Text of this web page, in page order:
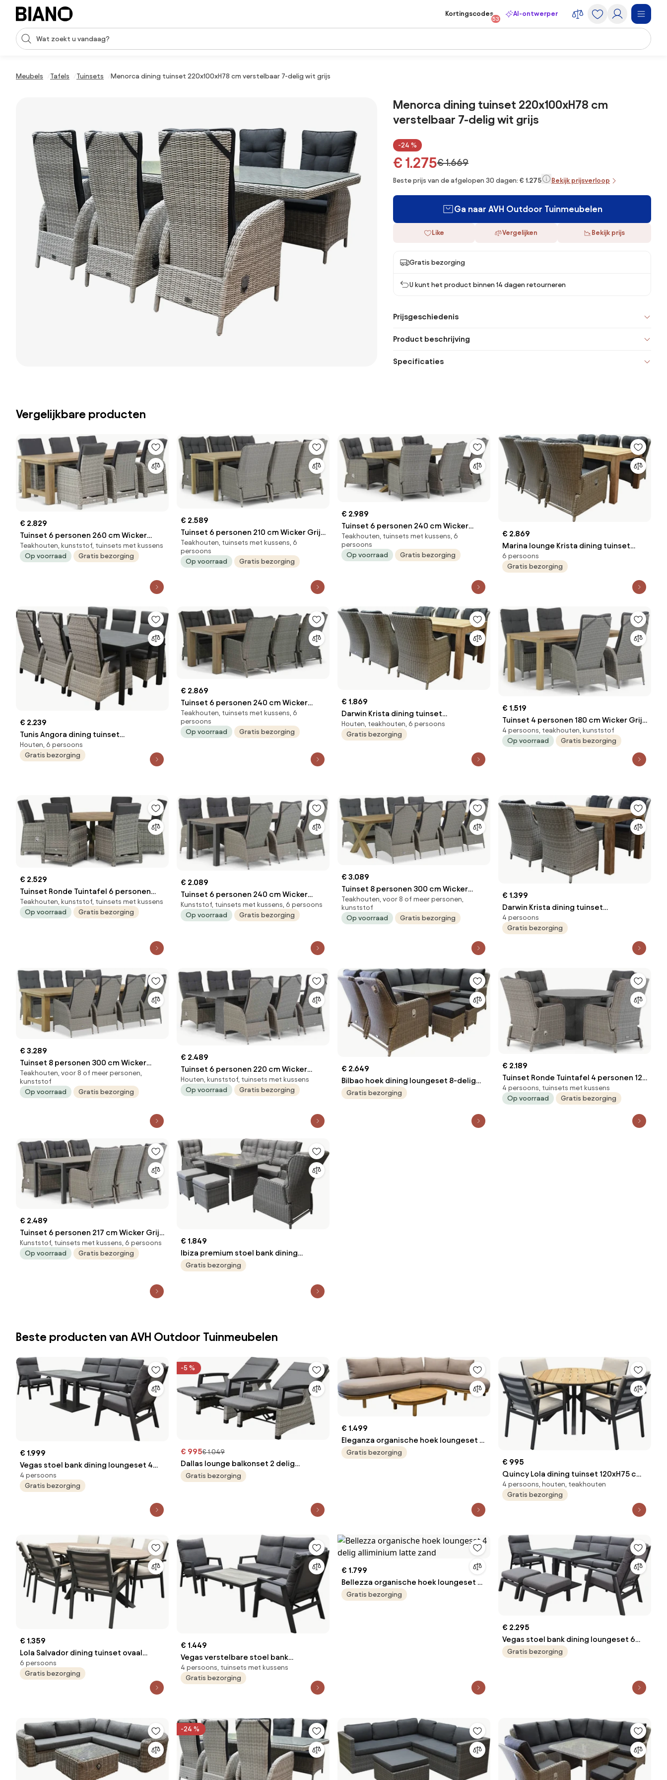
Navigatie overslaan, naar inhoud springen
Zoekopdracht invoeren
Kortingscodes
53
AI-ontwerper
Meubels Tafels Tuinsets Menorca dining tuinset 220x100xH78 cm verstelbaar 7-delig wit grijs
Menorca dining tuinset 220x100xH78 cm
verstelbaar 7-delig wit grijs
-24 %
€ 1.275€ 1.669
Beste prijs van de afgelopen 30 dagen: € 1.275 Bekijk prijsverloop
Ga naar AVH Outdoor Tuinmeubelen
Like Vergelijken Bekijk prijs
Gratis bezorging
U kunt het product binnen 14 dagen retourneren
Prijsgeschiedenis
Product beschrijving
Specificaties
Vergelijkbare producten
€ 2.829
Tuinset 6 personen 260 cm Wicker
Grijs Garden Collections
Bello/Fourmile
Teakhouten, kunststof, tuinsets met kussens
Op voorraad
Gratis bezorging
€ 2.589
Tuinset 6 personen 210 cm Wicker Grijs
Garden Collections Kingston/Weston
Teakhouten, tuinsets met kussens, 6
persoons
Op voorraad
Gratis bezorging
€ 2.989
Tuinset 6 personen 240 cm Wicker
Grijs Garden Collections
Kingston/Boston
Teakhouten, tuinsets met kussens, 6
persoons
Op voorraad
Gratis bezorging
€ 2.869
Marina lounge Krista dining tuinset
240x100xH77,5 cm 7-delig grijs
verstelbaar
6 persoons
Gratis bezorging
€ 2.239
Tunis Angora dining tuinset
220x100x74,5 cm 7 delig verstelbaar
grijs
Houten, 6 persoons
Gratis bezorging
€ 2.869
Tuinset 6 personen 240 cm Wicker
Grijs Garden Collections
Kingston/Brighton
Teakhouten, tuinsets met kussens, 6
persoons
Op voorraad
Gratis bezorging
€ 1.869
Darwin Krista dining tuinset
240x100xH77,5 cm 7-delig grijs
Houten, teakhouten, 6 persoons
Gratis bezorging
€ 1.519
Tuinset 4 personen 180 cm Wicker Grijs
Garden Collections Lincoln/Bristol
4 persoons, teakhouten, kunststof
Op voorraad
Gratis bezorging
€ 2.529
Tuinset Ronde Tuintafel 6 personen
160 cm Wicker Grijs Garden
Collections Bello/Sand
Teakhouten, kunststof, tuinsets met kussens
Op voorraad
Gratis bezorging
€ 2.089
Tuinset 6 personen 240 cm Wicker
Grijs Garden Collections Lincoln/Valley
Kunststof, tuinsets met kussens, 6 persoons
Op voorraad
Gratis bezorging
€ 3.089
Tuinset 8 personen 300 cm Wicker
Grijs Garden Collections
Lincoln/Oregon
Teakhouten, voor 8 of meer personen,
kunststof
Op voorraad
Gratis bezorging
€ 1.399
Darwin Krista dining tuinset
180x95xH77,5 cm 5-delig wit
4 persoons
Gratis bezorging
€ 3.289
Tuinset 8 personen 300 cm Wicker
Grijs Garden Collections
Lincoln/Fourmile
Teakhouten, voor 8 of meer personen,
kunststof
Op voorraad
Gratis bezorging
€ 2.489
Tuinset 6 personen 220 cm Wicker
Grijs Garden Collections
Lincoln/Graniet
Houten, kunststof, tuinsets met kussens
Op voorraad
Gratis bezorging
€ 2.649
Bilbao hoek dining loungeset 8-delig
verstelbaar grijs
Gratis bezorging
€ 2.189
Tuinset Ronde Tuintafel 4 personen 120
cm Wicker Grijs Garden Collections
Kingston/Graniet
4 persoons, tuinsets met kussens
Op voorraad
Gratis bezorging
€ 2.489
Tuinset 6 personen 217 cm Wicker Grijs
Garden Collections Kingston/Young
Kunststof, tuinsets met kussens, 6 persoons
Op voorraad
Gratis bezorging
€ 1.849
Ibiza premium stoel bank dining
loungeset verstelbaar 6 delig
Gratis bezorging
Beste producten van AVH Outdoor Tuinmeubelen
€ 1.999
Vegas stoel bank dining loungeset 4
delig verstelbaar aluminium
4 persoons
Gratis bezorging
-5 %
€ 995€ 1.049
Dallas lounge balkonset 2 delig
verstelbaar met verstelbare
Gratis bezorging
€ 1.499
Eleganza organische hoek loungeset 3
delig hardhout
Gratis bezorging
€ 995
Quincy Lola dining tuinset 120xH75 cm
rond 5 delig teak antraciet
4 persoons, houten, teakhouten
Gratis bezorging
€ 1.359
Lola Salvador dining tuinset ovaal
220x115xH75 cm 7 delig polywood
6 persoons
Gratis bezorging
€ 1.449
Vegas verstelbare stoel bank
loungeset 4-delig antraciet aluminium
4 persoons, tuinsets met kussens
Gratis bezorging
€ 1.799
Bellezza organische hoek loungeset 4
delig alliminium latte zand
Gratis bezorging
€ 2.295
Vegas stoel bank dining loungeset 6
delig verstelbaar aluminium
Gratis bezorging
-24 %